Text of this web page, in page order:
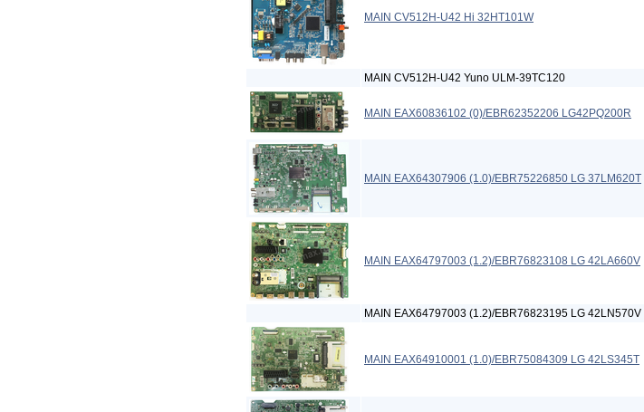
MAIN CV512H-U42 Hi 32HT101W
MAIN CV512H-U42 Yuno ULM-39TC120
MAIN EAX60836102 (0)/EBR62352206 LG42PQ200R
MAIN EAX64307906 (1.0)/EBR75226850 LG 37LM620T
MAIN EAX64797003 (1.2)/EBR76823108 LG 42LA660V
MAIN EAX64797003 (1.2)/EBR76823195 LG 42LN570V
MAIN EAX64910001 (1.0)/EBR75084309 LG 42LS345T